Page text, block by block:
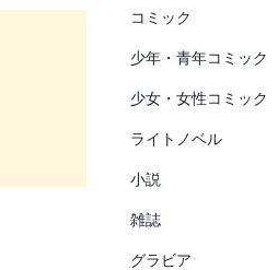
コミック
少年・青年コミック
少女・女性コミック
ライトノベル
小説
雑誌
グラビア